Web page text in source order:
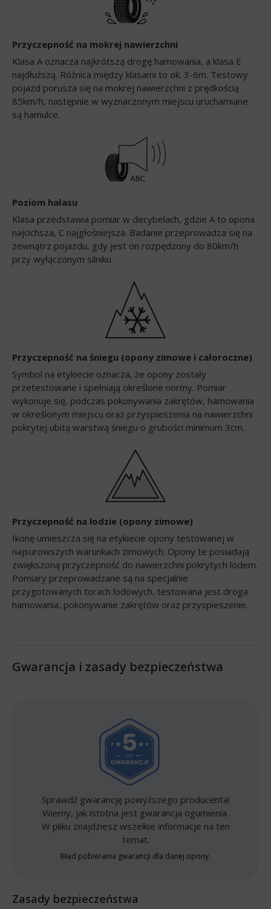
Przyczepność na mokrej nawierzchni
Klasa A oznacza najkrótszą drogę hamowania, a klasa E
najdłuższą. Różnica między klasami to ok. 3-6m. Testowy
pojazd porusza się na mokrej nawierzchni z prędkością
85km/h, następnie w wyznaczonym miejscu uruchamiane
są hamulce.
Poziom hałasu
Klasa przedstawia pomiar w decybelach, gdzie A to opona
najcichsza, C najgłośniejsza. Badanie przeprowadza się na
zewnątrz pojazdu, gdy jest on rozpędzony do 80km/h
przy wyłączonym silniku.
Przyczepność na śniegu (opony zimowe i całoroczne)
Symbol na etykiecie oznacza, że opony zostały
przetestowane i spełniają określone normy. Pomiar
wykonuje się, podczas pokonywania zakrętów, hamowania
w określonym miejscu oraz przyspieszenia na nawierzchni
pokrytej ubitą warstwą śniegu o grubości minimum 3cm.
Przyczepność na lodzie (opony zimowe)
Ikonę umieszcza się na etykiecie opony testowanej w
najsurowszych warunkach zimowych. Opony te posiadają
zwiększoną przyczepność do nawierzchni pokrytych lodem.
Pomiary przeprowadzane są na specjalnie
przygotowanych torach lodowych, testowana jest droga
hamowania, pokonywanie zakrętów oraz przyspieszenie.
Gwarancja i zasady bezpieczeństwa
Sprawdź gwarancję powyższego producenta!
Wiemy, jak istotna jest gwarancja ogumienia.
W pliku znajdziesz wszelkie informacje na ten
temat.
Błąd pobierania gwarancji dla danej opony.
Zasady bezpieczeństwa